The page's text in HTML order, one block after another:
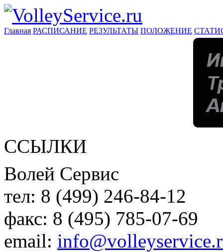
Главная РАСПИСАНИЕ РЕЗУЛЬТАТЫ ПОЛОЖЕНИЕ
ССЫЛКИ
Волей Сервис
тел: 8 (499) 246-84-12
факс: 8 (495) 785-07-69
email: